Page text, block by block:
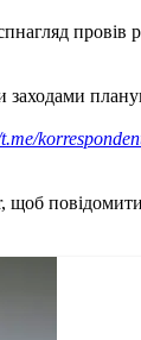
провів
щоб